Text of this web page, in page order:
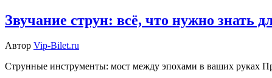
Звучание струн: всё, что нужно знать
Автор Vip-Bilet.ru
Струнные инструменты: мост между эпохами в ваших руках